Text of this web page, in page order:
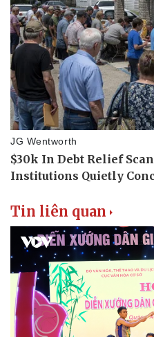
Văn hóa
Sân khấu - Điện ảnh
Văn học
Âm nhạc
Di sản
Tin liên quan